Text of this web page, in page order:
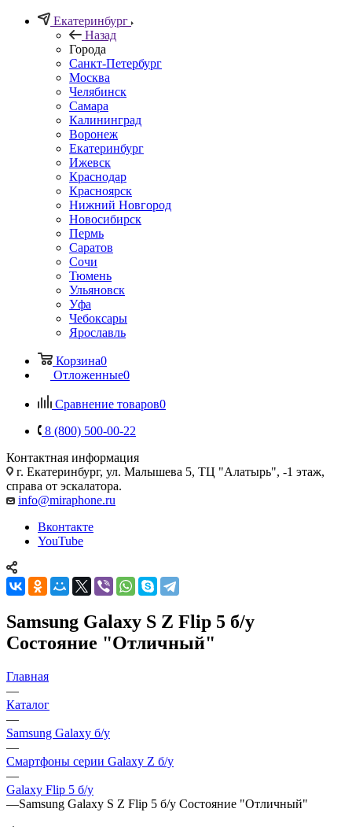
Екатеринбург
Назад
Города
Санкт-Петербург
Москва
Челябинск
Самара
Калининград
Воронеж
Екатеринбург
Ижевск
Краснодар
Красноярск
Нижний Новгород
Новосибирск
Пермь
Саратов
Сочи
Тюмень
Ульяновск
Уфа
Чебоксары
Ярославль
Корзина0
Отложенные0
Сравнение товаров0
8 (800) 500-00-22
Контактная информация
г. Екатеринбург, ул. Малышева 5, ТЦ "Алатырь", -1 этаж,
справа от эскалатора.
info@miraphone.ru
Вконтакте
YouTube
Samsung Galaxy S Z Flip 5 б/у
Состояние "Отличный"
Главная
—
Каталог
—
Samsung Galaxy б/у
—
Смартфоны серии Galaxy Z б/у
—
Galaxy Flip 5 б/у
—Samsung Galaxy S Z Flip 5 б/у Состояние "Отличный"